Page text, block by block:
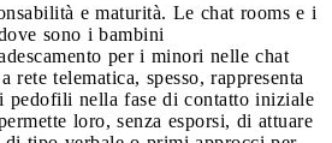
e maturità. Le chat rooms e i
sono i bambini
per i minori nelle chat
rete telematica, spesso, rappresenta
pedofili nella fase di contatto iniziale
loro, senza esporsi, di attuare